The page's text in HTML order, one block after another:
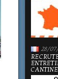
28/
CANTINE